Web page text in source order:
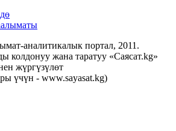
аналитикалык портал, 2011.
колдонуу жана таратуу «Саясат.kg»
жүргүзүлөт
үчүн - www.sayasat.kg)